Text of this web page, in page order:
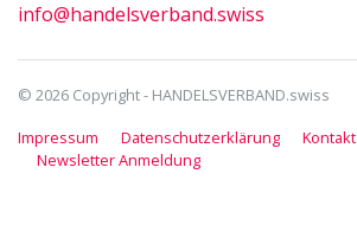
info@handelsverband.swiss
© 2026 Copyright - HANDELSVERBAND.swiss
Impressum
Datenschutzerklärung
Kontakt
Newsletter Anmeldung